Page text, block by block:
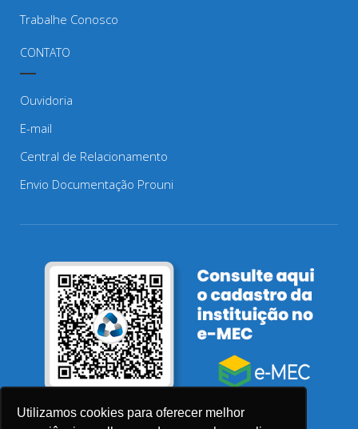
Utilizamos cookies para oferecer melhor
Trabalhe Conosco
CONTATO
Ouvidoria
E-mail
Central de Relacionamento
Envio Documentação Prouni